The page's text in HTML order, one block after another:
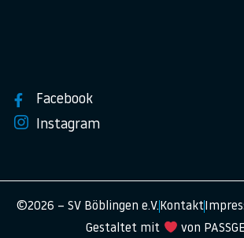
Facebook
Instagram
©2026 – SV Böblingen e.V. Kontakt
Gestaltet mit
von